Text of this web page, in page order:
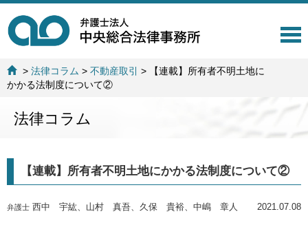
T
a
i
>法律コラム >不動産取引 >
【連載】所有者不明土地に
かかる法制度について②
法律コラム
【連載】所有者不明土地にかかる法制度について②
弁護士 西中 宇紘、山村 真吾、久保 貴裕、中嶋 章人 2021.07.08